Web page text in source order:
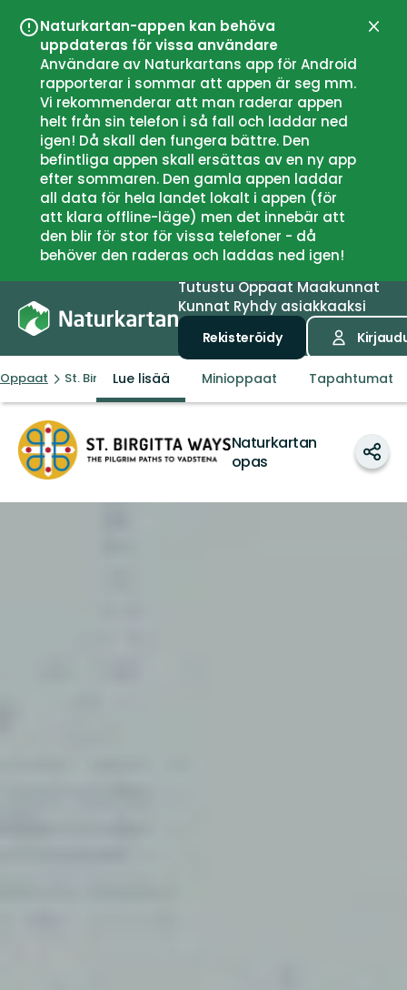
Naturkartan-appen kan behöva
uppdateras för vissa användare
Användare av Naturkartans app för Android
rapporterar i sommar att appen är seg mm.
Vi rekommenderar att man raderar appen
helt från sin telefon i så fall och laddar ned
igen! Då skall den fungera bättre. Den
befintliga appen skall ersättas av en ny app
efter sommaren. Den gamla appen laddar
all data för hela landet lokalt i appen (för
att klara offline-läge) men det innebär att
den blir för stor för vissa telefoner - då
behöver den raderas och laddas ned igen!
Sulje
TutustuOppaatMaakunnat
Kunnat Ryhdy asiakkaaksi
Rekisteröidy
Oppaat St. Birgitta Ways
Lue lisää Minioppaat Tapahtumat
Birgitta
Ways
Naturkartan
opas
Jaa